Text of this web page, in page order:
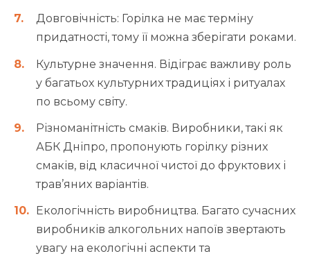
Довговічність: Горілка не має терміну
придатності, тому її можна зберігати роками.
Культурне значення. Відіграє важливу роль
у багатьох культурних традиціях і ритуалах
по всьому світу.
Різноманітність смаків. Виробники, такі як
АБК Дніпро, пропонують горілку різних
смаків, від класичної чистої до фруктових і
трав’яних варіантів.
Екологічність виробництва. Багато сучасних
виробників алкогольних напоїв звертають
увагу на екологічні аспекти та